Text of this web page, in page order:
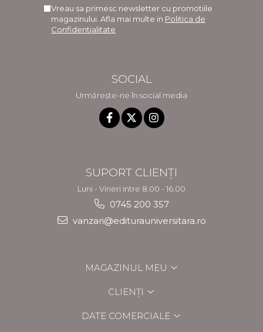
Vreau sa primesc newsletter cu promotiile
magazinului. Afla mai multe in Politica de
Confidentialitate
SOCIAL
Urmărește-ne în social media
SUPORT CLIENȚI
Luni - Vineri intre 8.00 - 16.00
0745 200 357
vanzari@editurauniversitara.ro
MAGAZINUL MEU
CLIENȚI
DATE COMERCIALE